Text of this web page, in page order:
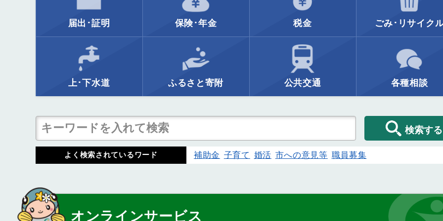
届出･証明 保険･年金 税金 ごみ･リサイク
上･下水道 ふるさと寄附 公共交通 各種相談
検索する
よく検索されているワード 補助金 子育て 婚活 市への意見等 職員募集
オンラインサービス